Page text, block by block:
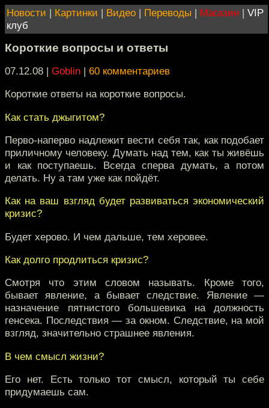
Новости | Картинки | Видео | Переводы | Магазин | VIP
клуб
Короткие вопросы и ответы
07.12.08 | Goblin | 60 комментариев
Короткие ответы на короткие вопросы.
Как стать джыгитом?
Перво-наперво надлежит вести себя так, как подобает
приличному человеку. Думать над тем, как ты живёшь
и как поступаешь. Всегда сперва думать, а потом
делать. Ну а там уже как пойдёт.
Как на ваш взгляд будет развиваться экономический
кризис?
Будет херово. И чем дальше, тем херовее.
Как долго продлиться кризис?
Смотря что этим словом называть. Кроме того,
бывает явление, а бывает следствие. Явление —
назначение пятнистого большевика на должность
генсека. Последствия — за окном. Следствие, на мой
взгляд, значительно страшнее явления.
В чем смысл жизни?
Его нет. Есть только тот смысл, который ты себе
придумаешь сам.